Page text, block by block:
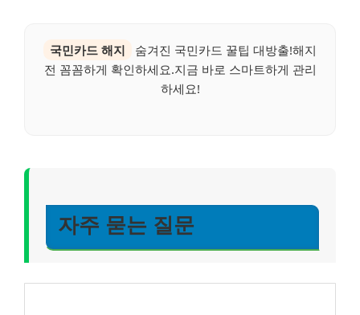
국민카드 해지
숨겨진 국민카드 꿀팁 대방출!해지
전 꼼꼼하게 확인하세요.지금 바로 스마트하게 관리
하세요!
자주 묻는 질문